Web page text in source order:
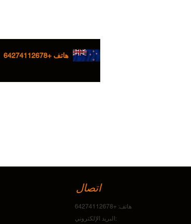
هاتف +64274112678
اتصال
هاتف: +64274112678
البريد الإلكتروني: